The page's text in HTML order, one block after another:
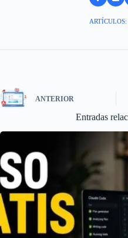
ARTÍCULOS:
ANTERIOR
Entradas